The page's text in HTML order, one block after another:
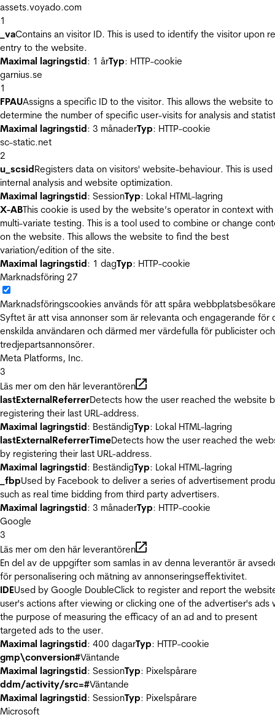
assets.voyado.com
1
_vaContains an visitor ID. This is used to identify the visitor upon
entry to the website.
Maximal lagringstid: 1 årTyp: HTTP-cookie
garnius.se
1
FPAUAssigns a specific ID to the visitor. This allows the website to
determine the number of specific user-visits for analysis and
Maximal lagringstid: 3 månaderTyp: HTTP-cookie
sc-static.net
2
u_scsidRegisters data on visitors' website-behaviour. This is
internal analysis and website optimization.
Maximal lagringstid: SessionTyp: Lokal HTML-lagring
X-ABThis cookie is used by the website’s operator in context with
multi-variate testing. This is a tool used to combine or change
on the website. This allows the website to find the best
variation/edition of the site.
Maximal lagringstid: 1 dagTyp: HTTP-cookie
Marknadsföring 27
Marknadsföringscookies används för att spåra
Syftet är att visa annonser som är relevanta och engagerande för
enskilda användaren och därmed mer värdefulla för publicister och
tredjepartsannonsörer.
Meta Platforms, Inc.
3
Läs mer om den här leverantören
lastExternalReferrerDetects how the user reached the website
registering their last URL-address.
Maximal lagringstid: BeständigTyp: Lokal HTML-lagring
lastExternalReferrerTimeDetects how the user reached the
by registering their last URL-address.
Maximal lagringstid: BeständigTyp: Lokal HTML-lagring
_fbpUsed by Facebook to deliver a series of advertisement
such as real time bidding from third party advertisers.
Maximal lagringstid: 3 månaderTyp: HTTP-cookie
Google
3
Läs mer om den här leverantören
En del av de uppgifter som samlas in av denna leverantör är
för personalisering och mätning av annonseringseffektivitet.
IDEUsed by Google DoubleClick to register and report the
user's actions after viewing or clicking one of the advertiser's ads
the purpose of measuring the efficacy of an ad and to present
targeted ads to the user.
Maximal lagringstid: 400 dagarTyp: HTTP-cookie
gmp\conversion#Väntande
Maximal lagringstid: SessionTyp: Pixelspårare
ddm/activity/src=#Väntande
Maximal lagringstid: SessionTyp: Pixelspårare
Microsoft